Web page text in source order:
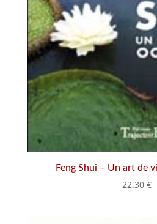
Feng Shui – Un art de
22.30 €